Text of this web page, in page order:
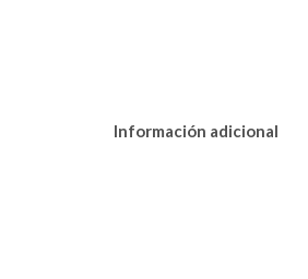
Información adicional